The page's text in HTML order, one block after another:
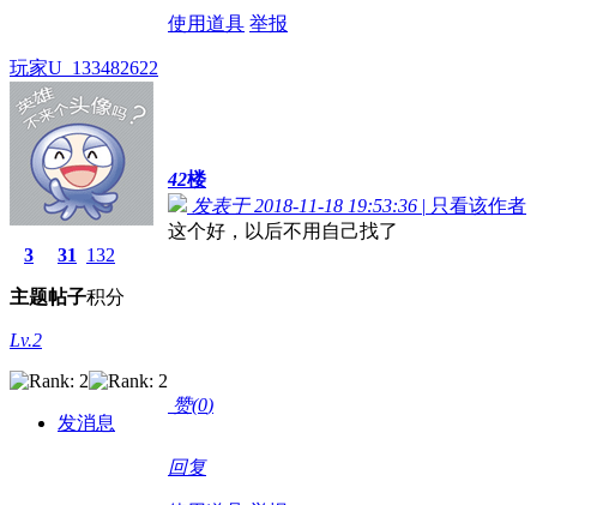
使用道具 举报
玩家U_133482622
3
主题
31
帖子
132
积分
Lv.2
发消息
42楼
发表于 2018-11-18 19:53:36 | 只看该作者
这个好，以后不用自己找了
赞(0)
回复